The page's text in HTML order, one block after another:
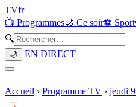
TVfr
📺 Programmes🌙 Ce soir⚽ Sport
🔍
🌙 EN DIRECT
Accueil › Programme TV › jeudi